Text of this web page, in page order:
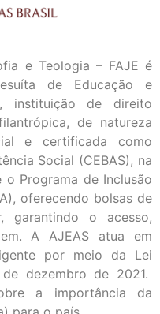
e Teologia – FAJE é
de Educação e
instituição de direito
de natureza
e certificada como
Social (CEBAS), na
o Programa de Inclusão
oferecendo bolsas de
garantindo o acesso,
A AJEAS atua em
por meio da Lei
dezembro de 2021.
a importância da